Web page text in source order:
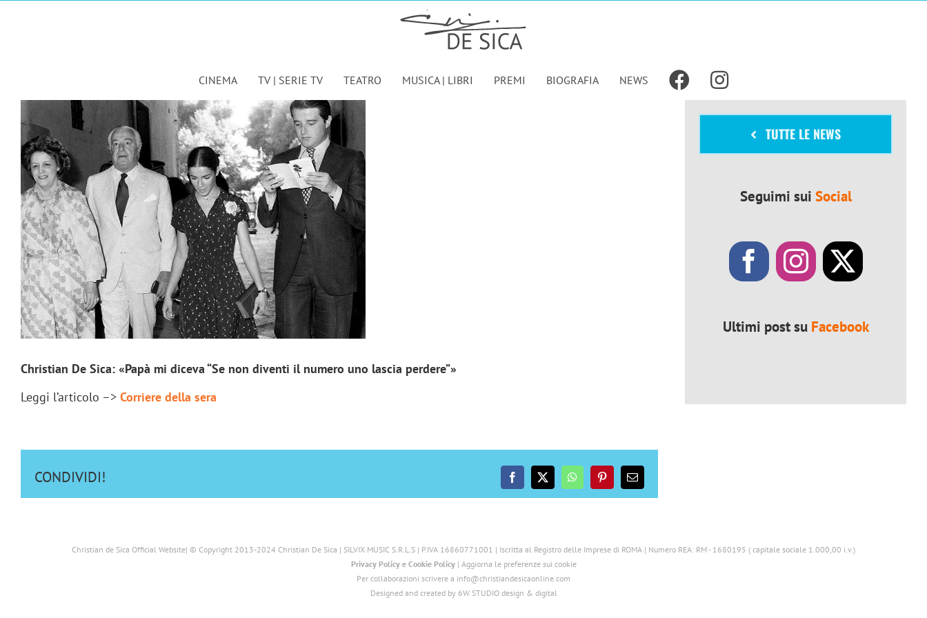
CINEMA TV | SERIE TV TEATRO MUSICA | LIBRI PREMI BIOGRAFIA NEWS
Christian De Sica: «Papà mi diceva “Se non diventi il numero uno lascia perdere”»
Leggi l’articolo –> Corriere della sera
CONDIVIDI! Facebook
X WhatsAppPinterestEmail
TUTTE LE NEWS
Seguimi sui Social
Ultimi post su Facebook
Christian de Sica Official Website| © Copyright 2013-2024 Christian De Sica | SILVIX MUSIC S.R.L.S | P.IVA 16860771001 | Iscritta al Registro delle Imprese di ROMA | Numero REA: RM - 1680195 ( capitale sociale 1.000,00 i.v.)
Privacy Policye Cookie Policy| Aggiorna le preferenze sui cookie
Per collaborazioni scrivere a info@christiandesicaonline.com
Designed and created by 6W STUDIO design & digital